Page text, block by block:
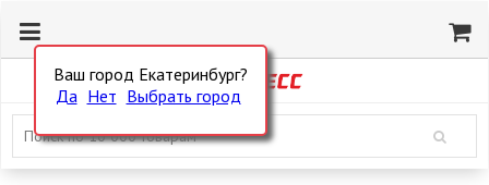
Ваш город Екатеринбург?
Да Нет Выбрать город